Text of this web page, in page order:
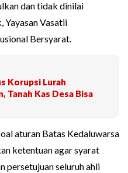
dan tidak dinilai
Yayasan Vasatii
Bersyarat.
Korupsi Lurah
Tanah Kas Desa Bisa
aturan Batas Kedaluwarsa
ketentuan agar syarat
persetujuan seluruh ahli